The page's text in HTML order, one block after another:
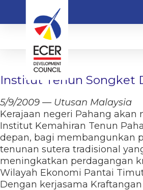
Institut Tenun Songket
5/9/2009 — Utusan Malaysia
Kerajaan negeri Pahang akan
Institut Kemahiran Tenun
depan, bagi membangunkan
tenunan sutera tradisional
meningkatkan perdagangan
Wilayah Ekonomi Pantai Timut
Dengan kerjasama